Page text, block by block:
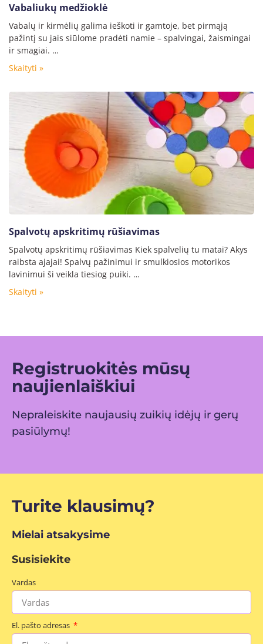
Vabaliukų medžioklė
Vabalų ir kirmėlių galima ieškoti ir gamtoje, bet pirmąją
pažintį su jais siūlome pradėti namie – spalvingai, žaismingai
ir smagiai. …
Skaityti »
Spalvotų apskritimų rūšiavimas
Spalvotų apskritimų rūšiavimas Kiek spalvelių tu matai? Akys
raibsta ajajai! Spalvų pažinimui ir smulkiosios motorikos
lavinimui ši veikla tiesiog puiki. …
Skaityti »
Registruokitės mūsų
naujienlaiškiui
Nepraleiskite naujausių zuikių idėjų ir gerų
pasiūlymų!
Turite klausimų?
Mielai atsakysime
Susisiekite
Vardas
El. pašto adresas